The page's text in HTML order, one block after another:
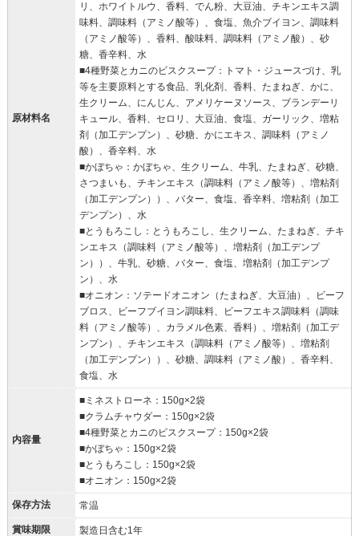
原材料名
リ、ホワイトルウ、香料、でん粉、大豆油、チキンエキス調
味料、調味料（アミノ酸等）、食塩、魚介ブイヨン、調味料
（アミノ酸等）、香料、酸味料、調味料（アミノ酸）、砂
糖、香辛料、水
■4種野菜とカニのビスクスープ：トマト・ジュースづけ、乳
等を主要原料とする食品、乳化剤、香料、たまねぎ、かに、
生クリーム、にんじん、アメリケーヌソース、ブランデーリ
キュール、香料、セロリ、大豆油、食塩、ガーリック、増粘
剤（加工デンプン）、砂糖、かにエキス、調味料（アミノ
酸）、香辛料、水
■かぼちゃ：かぼちゃ、生クリーム、牛乳、たまねぎ、砂糖、
さつまいも、チキンエキス（調味料（アミノ酸等）、増粘剤
（加工デンプン））、バター、食塩、香辛料、増粘剤（加工
デンプン）、水
■とうもろこし：とうもろこし、生クリーム、たまねぎ、チキ
ンエキス（調味料（アミノ酸等）、増粘剤（加工デンプ
ン））、牛乳、砂糖、バター、食塩、増粘剤（加工デンプ
ン）、水
■オニオン：ソテードオニオン（たまねぎ、大豆油）、ビーフ
ブロス、ビーフブイヨン調味料、ビーフエキス調味料（調味
料（アミノ酸等）、カラメル色素、香料）、増粘剤（加工デ
ンプン）、チキンエキス（調味料（アミノ酸等）、増粘剤
（加工デンプン））、砂糖、調味料（アミノ酸）、香辛料、
食塩、水
内容量
■ミネストローネ：150g×2袋
■クラムチャウダー：150g×2袋
■4種野菜とカニのビスクスープ：150g×2袋
■かぼちゃ：150g×2袋
■とうもろこし：150g×2袋
■オニオン：150g×2袋
保存方法 常温
賞味期限 製造日含む1年